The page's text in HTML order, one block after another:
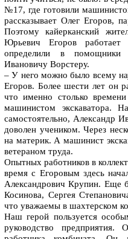
№17, где готовили
рассказывает Олег Егоров,
Поэтому кайерканский
Юрьевич Егоров
определили в помощники
Ивановичу Ворстеру.
– У него можно было всему
Егоров. Более шести лет он
что именно столько
машинистом экскаватора.
самостоятельно, Александр
доволен учеником. Через
на материк. А машинист
ветераном труда.
Опытных работников в
время с Егоровым здесь
Александрович Крупин. Еще
Косинова, Сергея
что уважаемы в шахтерском
Наш герой пользуется
руководство предприятия.